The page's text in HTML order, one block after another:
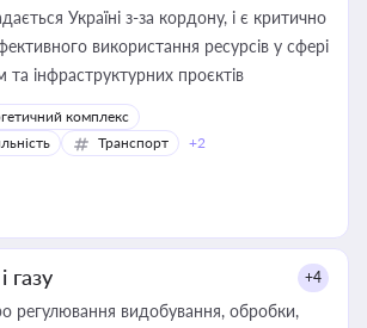
Україні з-за кордону, і є критично
використання ресурсів у сфері
та інфраструктурних проєктів
комплекс
Транспорт +2
газу +4
регулювання видобування, обробки,